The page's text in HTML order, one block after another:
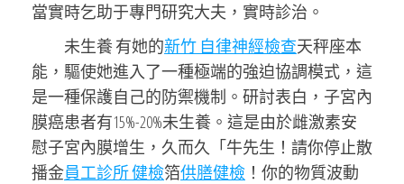
當實時乞助于專門研究大夫，實時診治。
未生養 有她的新竹 自律神經檢查天秤座本
能，驅使她進入了一種極端的強迫協調模式，這
是一種保護自己的防禦機制。研討表白，子宮內
膜癌患者有15%-20%未生養。這是由於雌激素安
慰子宮內膜增生，久而久「牛先生！請你停止散
播金員工診所 健檢箔供膳健檢 ！你的物質波動